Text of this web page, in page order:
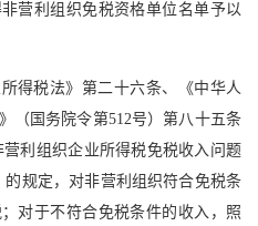
营利组织免税资格单位名单予以
得税法》第二十六条、《中华人
（国务院令第512号）第八十五条
利组织企业所得税免税收入问题
的规定，对非营利组织符合免税条
对于不符合免税条件的收入，照